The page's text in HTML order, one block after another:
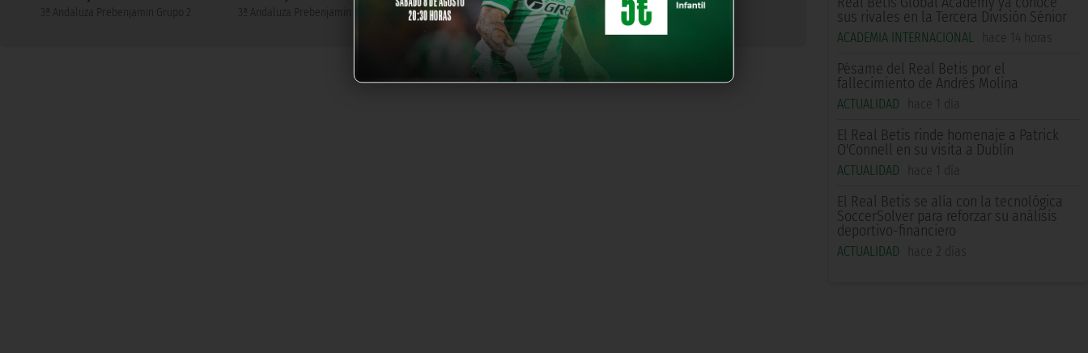
sus rivales en la Tercera División Sénior
ACADEMIA INTERNACIONAL hace 14 horas
Pésame del Real Betis por el
fallecimiento de Andrés Molina
ACTUALIDAD hace 1 día
El Real Betis rinde homenaje a Patrick
O'Connell en su visita a Dublín
ACTUALIDAD hace 1 día
El Real Betis se alía con la tecnológica
SoccerSolver para reforzar su análisis
deportivo-financiero
ACTUALIDAD hace 2 días
3ª Andaluza Prebenjamin Grupo 2 3ª Andaluza Prebenjamin Grupo 1